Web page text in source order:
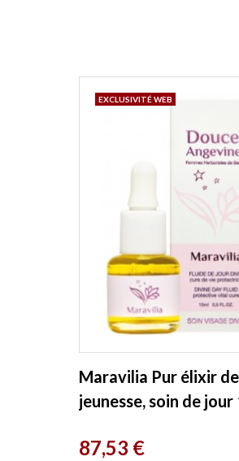
Maravilia Pur élixir de
jeunesse, soin de jour
Prix
87,53 €
EXCLUSIVITÉ WEB